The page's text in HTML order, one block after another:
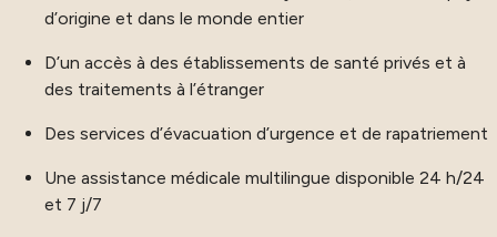
d’origine et dans le monde entier
D’un accès à des établissements de santé privés et à
des traitements à l’étranger
Des services d’évacuation d’urgence et de rapatriement
Une assistance médicale multilingue disponible 24 h/24
et 7 j/7